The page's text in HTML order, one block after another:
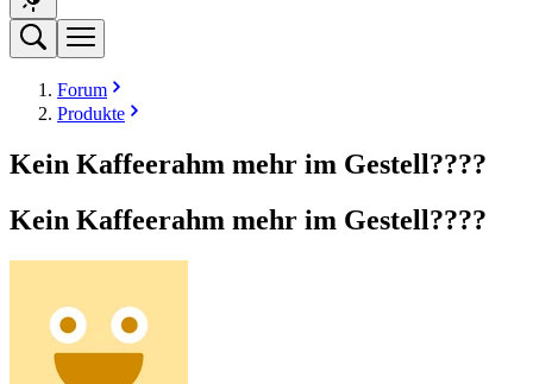
Forum
Produkte
Kein Kaffeerahm mehr im Gestell????
Kein Kaffeerahm mehr im Gestell????